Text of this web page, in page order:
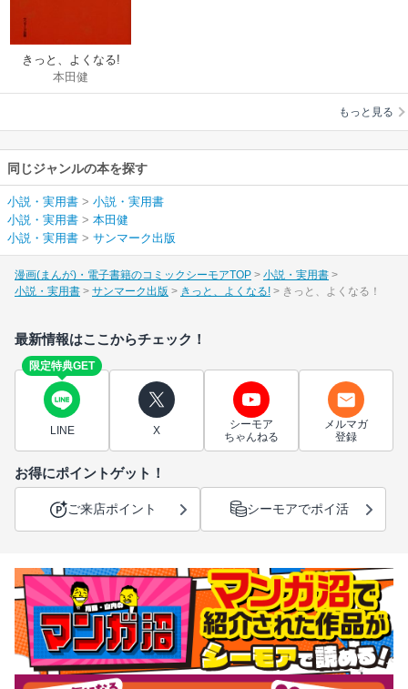
きっと、よくなる!
本田健
もっと見る
同じジャンルの本を探す
小説・実用書 > 小説・実用書
小説・実用書 > 本田健
小説・実用書 > サンマーク出版
漫画(まんが)・電子書籍のコミックシーモアTOP
小説・実用書
小説・実用書
サンマーク出版 きっと、よくなる! きっと、よくなる！
最新情報はここからチェック！
限定特典GET
LINE X
シーモア
ちゃんねる
メルマガ
登録
お得にポイントゲット！
ご来店ポイント シーモアでポイ活